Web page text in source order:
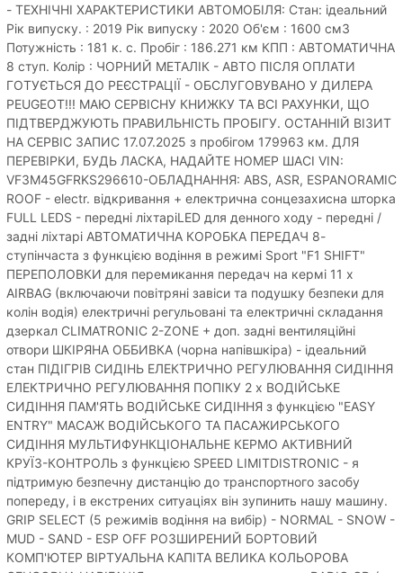
- ТЕХНІЧНІ ХАРАКТЕРИСТИКИ АВТОМОБІЛЯ: Стан: ідеальний
Рік випуску. : 2019 Рік випуску : 2020 Об'єм : 1600 см3
Потужність : 181 к. с. Пробіг : 186.271 км КПП : АВТОМАТИЧНА
8 ступ. Колір : ЧОРНИЙ МЕТАЛІК - АВТО ПІСЛЯ ОПЛАТИ
ГОТУЄТЬСЯ ДО РЕЄСТРАЦІЇ - ОБСЛУГОВУВАНО У ДИЛЕРА
PEUGEOT!!! МАЮ СЕРВІСНУ КНИЖКУ ТА ВСІ РАХУНКИ, ЩО
ПІДТВЕРДЖУЮТЬ ПРАВИЛЬНІСТЬ ПРОБІГУ. ОСТАННІЙ ВІЗИТ
НА СЕРВІС ЗАПИС 17.07.2025 з пробігом 179963 км. ДЛЯ
ПЕРЕВІРКИ, БУДЬ ЛАСКА, НАДАЙТЕ НОМЕР ШАСІ VIN:
VF3M45GFRKS296610-ОБЛАДНАННЯ: ABS, ASR, ESPANORAMIC
ROOF - electr. відкривання + електрична сонцезахисна шторка
FULL LEDS - передні ліхтаріLED для денного ходу - передні /
задні ліхтарі АВТОМАТИЧНА КОРОБКА ПЕРЕДАЧ 8-
ступінчаста з функцією водіння в режимі Sport "F1 SHIFT"
ПЕРЕПОЛОВКИ для перемикання передач на кермі 11 x
AIRBAG (включаючи повітряні завіси та подушку безпеки для
колін водія) електричні регульовані та електричні складання
дзеркал CLIMATRONIC 2-ZONE + доп. задні вентиляційні
отвори ШКІРЯНА ОББИВКА (чорна напівшкіра) - ідеальний
стан ПІДІГРІВ СИДІНЬ ЕЛЕКТРИЧНО РЕГУЛЮВАННЯ СИДІННЯ
ЕЛЕКТРИЧНО РЕГУЛЮВАННЯ ПОПІКУ 2 x ВОДІЙСЬКЕ
СИДІННЯ ПАМ'ЯТЬ ВОДІЙСЬКЕ СИДІННЯ з функцією "EASY
ENTRY" МАСАЖ ВОДІЙСЬКОГО ТА ПАСАЖИРСЬКОГО
СИДІННЯ МУЛЬТИФУНКЦІОНАЛЬНЕ КЕРМО АКТИВНИЙ
КРУЇЗ-КОНТРОЛЬ з функцією SPEED LIMITDISTRONIC - я
підтримую безпечну дистанцію до транспортного засобу
попереду, і в екстрених ситуаціях він зупинить нашу машину.
GRIP SELECT (5 режимів водіння на вибір) - NORMAL - SNOW -
MUD - SAND - ESP OFF РОЗШИРЕНИЙ БОРТОВИЙ
КОМП'ЮТЕР ВІРТУАЛЬНА КАПІТА ВЕЛИКА КОЛЬОРОВА